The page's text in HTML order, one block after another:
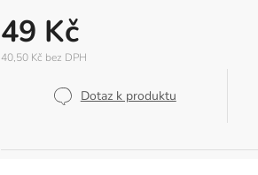
49 Kč
40,50 Kč bez DPH
Dotaz k produktu